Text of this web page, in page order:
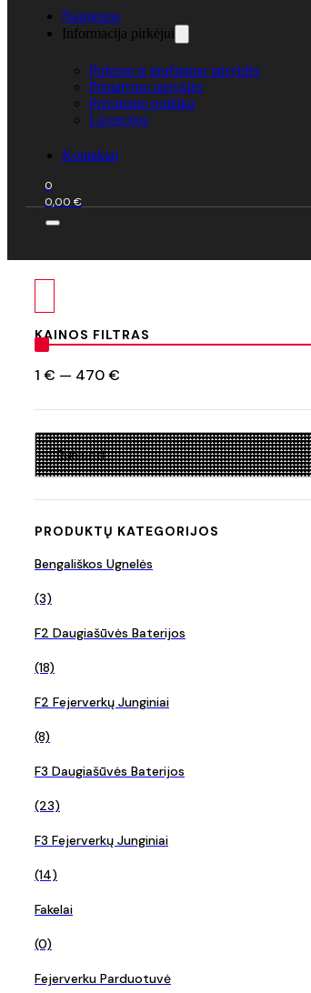
Naujienos
Informacija pirkėjui
Pirkimo ir grąžinimo taisyklės
Pristatymo taisyklės
Privatumo politika
Licencijos
Kontaktai
0
0,00 €
KAINOS FILTRAS
1 € — 470€
PRODUKTŲ KATEGORIJOS
Bengališkos Ugnelės
(3)
F2 Daugiašūvės Baterijos
(18)
F2 Fejerverkų Junginiai
(8)
F3 Daugiašūvės Baterijos
(23)
F3 Fejerverkų Junginiai
(14)
Fakelai
(0)
Fejerverku Parduotuvė